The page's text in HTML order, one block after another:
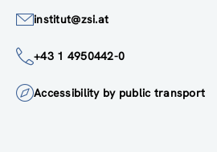
institut@zsi.at
+43 1 4950442-0
Accessibility by public transport